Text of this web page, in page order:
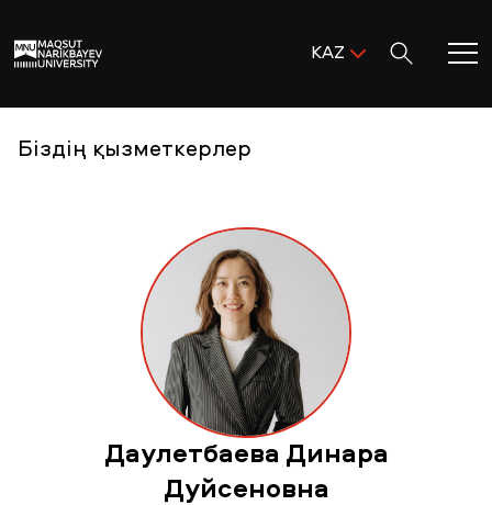
KAZ
Басты бет
Академиялық өмір
Зерттеу және ғылым
Оқуға қабылдау және қолдау
MNU тынысы
Біздің қызметкерлер
Даулетбаева Динара
Дуйсеновна